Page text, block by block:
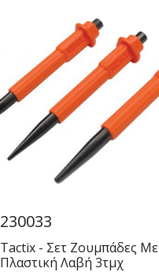
230033
Tactix - Σετ Ζουμπάδες Με
Πλαστική Λαβή 3τμχ